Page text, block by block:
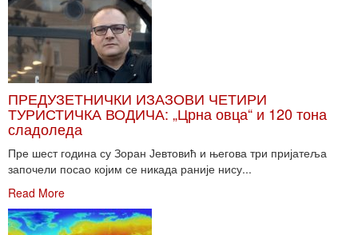
ПРЕДУЗЕТНИЧКИ ИЗАЗОВИ ЧЕТИРИ
ТУРИСТИЧКА ВОДИЧА: „Црна овца“ и 120 тона
сладоледа
Пре шест година су Зоран Јевтовић и његова три пријатеља
започели посао којим се никада раније нису...
Read More